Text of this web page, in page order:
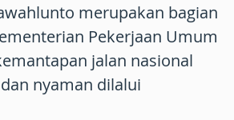
merupakan bagian
Pekerjaan Umum
jalan nasional
nyaman dilalui